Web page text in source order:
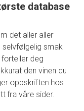
database
det aller aller
selvfølgelig smak
deg
den vinen du
oppskriften hos
fra våre sider.